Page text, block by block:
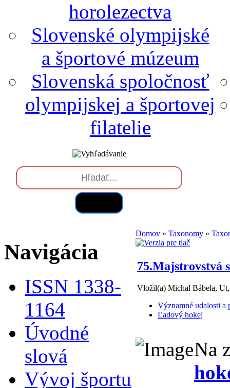
horolezectva
Slovenské olympijské
a športové múzeum
Slovenská spoločnosť
olympijskej a športovej
filatelie
Navigácia
ISSN 1338-
1164
Úvodné
slová
Vývoj športu
Domov » Taxonomy »
75.Majstrovstvá
Vložil(a) Michal Bábela,
Významné udalosti a
Ľadový hokej
Na